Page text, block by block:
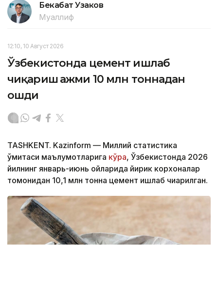
Бекабат Узаков
Муаллиф
12:10, 10 Август 2026
Ўзбекистонда цемент ишлаб
чиқариш ҳажми 10 млн тоннадан
ошди
TASHKENT. Kazinform — Миллий статистика
қўмитаси маълумотларига кўра, Ўзбекистонда 2026
йилнинг январь-июнь ойларида йирик корхоналар
томонидан 10,1 млн тонна цемент ишлаб чиқарилган.